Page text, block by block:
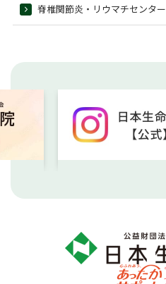
脊椎関節炎・リウマチセンター